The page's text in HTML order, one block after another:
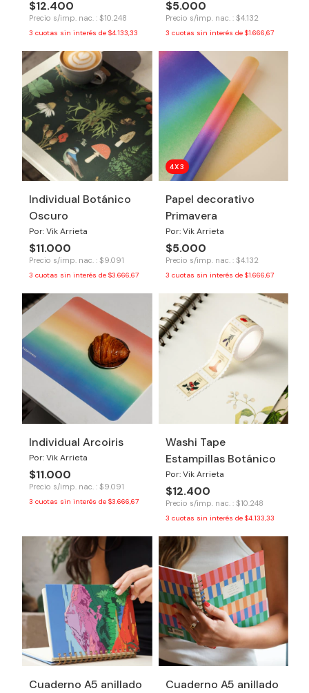
$12.400
Precio s/imp. nac. : $10.248
3 cuotas sin interés de $4.133,33
$5.000
Precio s/imp. nac. : $4.132
3 cuotas sin interés de $1.666,67
Individual Botánico
Oscuro
Por: Vik Arrieta
$11.000
Precio s/imp. nac. : $9.091
3 cuotas sin interés de $3.666,67
4X3
Papel decorativo
Primavera
Por: Vik Arrieta
$5.000
Precio s/imp. nac. : $4.132
3 cuotas sin interés de $1.666,67
Individual Arcoiris
Por: Vik Arrieta
$11.000
Precio s/imp. nac. : $9.091
3 cuotas sin interés de $3.666,67
Washi Tape
Estampillas Botánico
Por: Vik Arrieta
$12.400
Precio s/imp. nac. : $10.248
3 cuotas sin interés de $4.133,33
Cuaderno A5 anillado
Cuaderno A5 anillado